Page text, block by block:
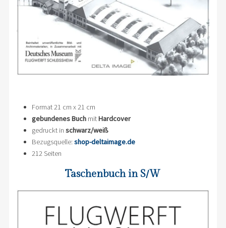
Format 21 cm x 21 cm
gebundenes BuchmitHardcover
gedruckt in schwarz/weiß
Bezugsquelle: shop-deltaimage.de
212 Seiten
Taschenbuch in S/W